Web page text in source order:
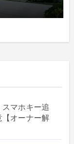
マホキー追
オーナー解